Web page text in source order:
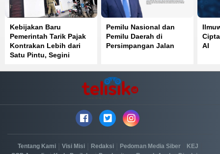
Kebijakan Baru
Pemerintah Tarik Pajak
Kontrakan Lebih dari
Satu Pintu, Segini
Pemilu Nasional dan
Pemilu Daerah di
Persimpangan Jalan
AI
Tentang Kami Visi Misi Redaksi Pedoman Media Siber KEJ